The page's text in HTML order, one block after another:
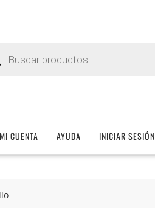
MI CUENTA AYUDA INICIAR SESIÓN